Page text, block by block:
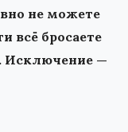
не можете
всё бросаете
Исключение —